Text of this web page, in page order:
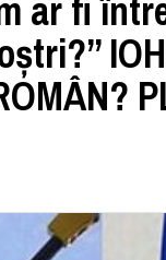
ar fi